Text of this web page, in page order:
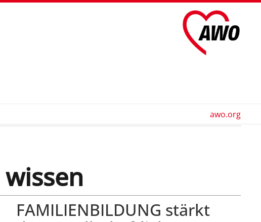
awo.org
FAMILIENBILDUNG stärkt